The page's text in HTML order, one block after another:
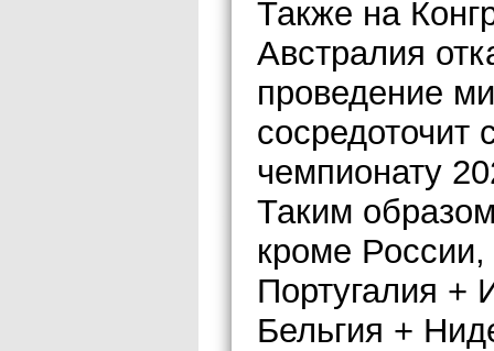
Также на
Австралия
проведение
сосредоточит
чемпионату
Таким
кроме
Португалия +
Бельгия +